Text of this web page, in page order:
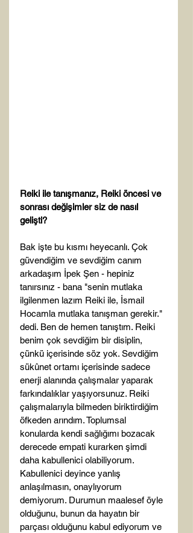
Reiki ile tanışmanız, Reiki öncesi ve
sonrası değişimler siz de nasıl
gelişti?
Bak işte bu kısmı heyecanlı. Çok
güvendiğim ve sevdiğim canım
arkadaşım İpek Şen - hepiniz
tanırsınız - bana "senin mutlaka
ilgilenmen lazım Reiki ile, İsmail
Hocamla mutlaka tanışman gerekir."
dedi. Ben de hemen tanıştım. Reiki
benim çok sevdiğim bir disiplin,
çünkü içerisinde söz yok. Sevdiğim
sükûnet ortamı içerisinde sadece
enerji alanında çalışmalar yaparak
farkındalıklar yaşıyorsunuz. Reiki
çalışmalarıyla bilmeden biriktirdiğim
öfkeden arındım. Toplumsal
konularda kendi sağlığımı bozacak
derecede empati kurarken şimdi
daha kabullenici olabiliyorum.
Kabullenici deyince yanlış
anlaşılmasın, onaylıyorum
demiyorum. Durumun maalesef öyle
olduğunu, bunun da hayatın bir
parçası olduğunu kabul ediyorum ve